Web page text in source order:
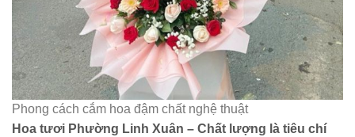
Phong cách cắm hoa đậm chất nghệ thuật
Hoa tươi Phường Linh Xuân – Chất lượng là tiêu chí